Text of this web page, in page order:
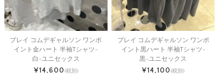
プレイ コムデギャルソン ワンポ
イント金ハート 半袖Tシャツ-
白-ユニセックス
¥14,600(税別)
プレイ コムデギャルソン ワンポ
イント黒ハート 半袖Tシャツ-
黒-ユニセックス
¥14,100(税別)